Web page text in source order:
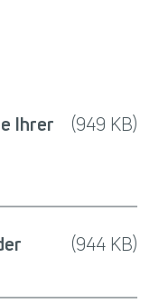
Ihrer
(949 KB)
(944 KB)